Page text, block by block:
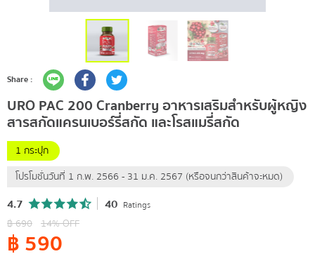
Share :
URO PAC 200 Cranberry อาหารเสริมสำหรับผู้หญิง
สารสกัดแครนเบอร์รี่สกัด และโรสแมรี่สกัด
1 กระปุก
โปรโมชั่นวันที่ 1 ก.พ. 2566 - 31 ม.ค. 2567 (หรือจนกว่าสินค้าจะหมด)
4.7 40 Ratings
฿690 14% OFF
฿590